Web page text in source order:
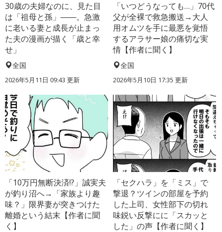
30歳の夫婦なのに、見た目
は「祖母と孫」――。急激
に老いる妻と成長が止まっ
た夫の漫画が描く「歳と幸
せ」
全国
2026年5月11日 09:43 更新
「いつどうなっても…」70代
父が全裸で救急搬送→大人
用オムツを手に最悪を覚悟
するアラサー娘の痛切な実
情【作者に聞く】
全国
2026年5月10日 17:35 更新
「10万円無断決済!?」誠実夫
が釣り沼へ→「家族より趣
味？」限界妻が突きつけた
離婚という結末【作者に聞
く】
「セクハラ」を「ミス」で
撃退？ツインの部屋を予約
した上司、女性部下の切れ
味鋭い反撃にに「スカッと
した」の声【作者に聞く】